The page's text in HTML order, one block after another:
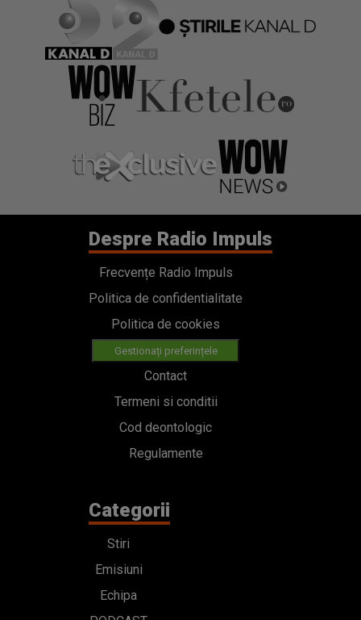
Despre Radio Impuls
Frecvențe Radio Impuls
Politica de confidentialitate
Politica de cookies
Gestionați preferințele
Contact
Termeni si conditii
Cod deontologic
Regulamente
Categorii
Stiri
Emisiuni
Echipa